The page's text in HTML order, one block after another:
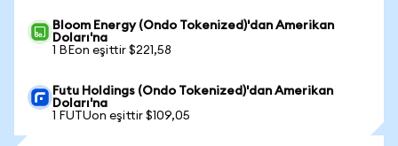
Bloom Energy (Ondo Tokenized)'dan Amerikan
Doları'na
1 BEon eşittir $221,58
Futu Holdings (Ondo Tokenized)'dan Amerikan
Doları'na
1 FUTUon eşittir $109,05